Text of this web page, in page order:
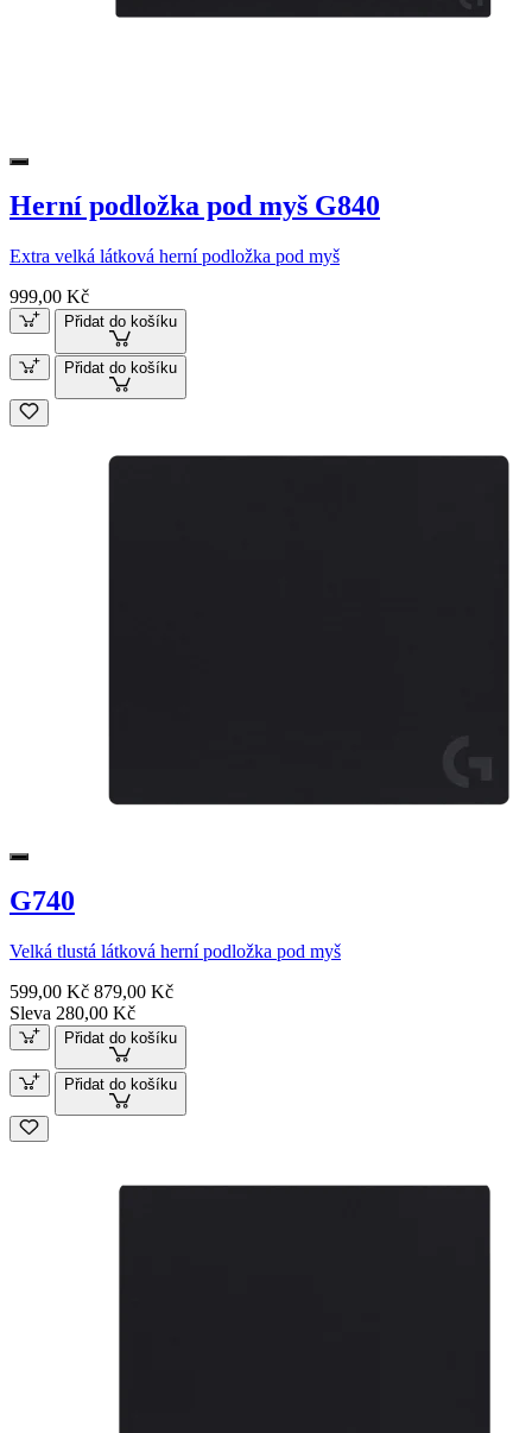
Herní podložka pod myš G840
Extra velká látková herní podložka pod myš
999,00 Kč
Přidat do košíku
Přidat do košíku
G740
Velká tlustá látková herní podložka pod myš
599,00 Kč 879,00 Kč
Sleva 280,00 Kč
Přidat do košíku
Přidat do košíku